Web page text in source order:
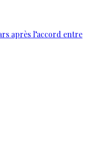
après l’accord entre